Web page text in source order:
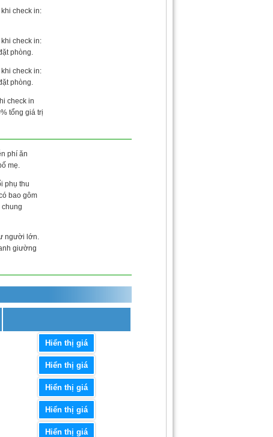
check in:
check in:
phòng.
check in:
phòng.
check in
tổng giá trị
phí ăn
mẹ.
phụ thu
bao gôm
người lớn.
giường
Hiển thị giá
Hiển thị giá
Hiển thị giá
Hiển thị giá
Hiển thị giá